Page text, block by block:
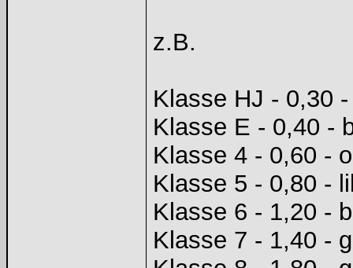
z.B.
Klasse HJ - 0,30
Klasse E - 0,40 -
Klasse 4 - 0,60 -
Klasse 5 - 0,80 -
Klasse 6 - 1,20 -
Klasse 7 - 1,40 -